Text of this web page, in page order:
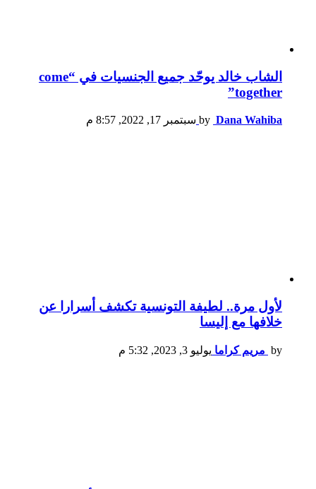
الشاب خالد يوحّد جميع الجنسيات في “come
together”
by Dana Wahiba سبتمبر 17, 2022, 8:57 م
لأول مرة.. لطيفة التونسية تكشف أسرارا عن
خلافها مع إليسا
by مريم كراما يوليو 3, 2023, 5:32 م